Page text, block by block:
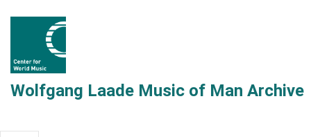
Wolfgang Laade Music of Man Archive